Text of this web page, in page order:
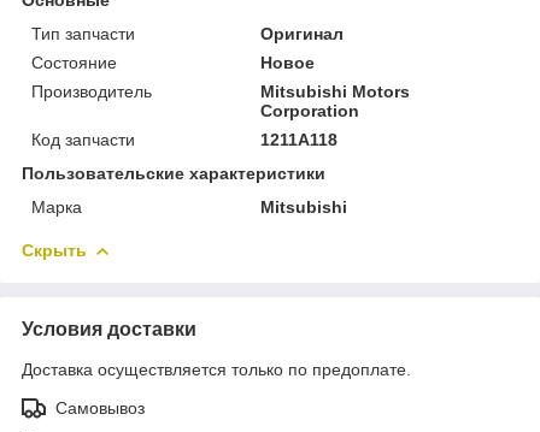
Тип запчасти
Оригинал
Состояние
Новое
Производитель
Mitsubishi Motors
Corporation
Код запчасти
1211A118
Пользовательские характеристики
Марка
Mitsubishi
Скрыть
Условия доставки
Доставка осуществляется только по предоплате.
Самовывоз